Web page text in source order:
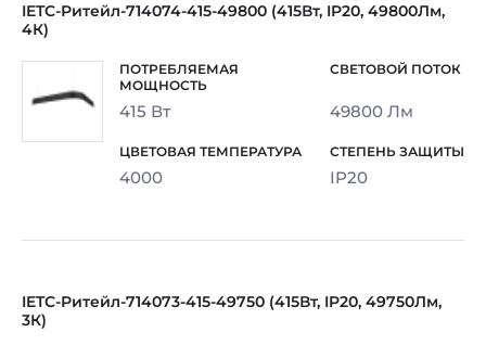
IETC-Ритейл-714074-415-49800 (415Вт, IP20, 49800Лм,
4К)
415 Вт 49800 Лм
4000 IP20
IETC-Ритейл-714073-415-49750 (415Вт, IP20, 49750Лм,
3К)